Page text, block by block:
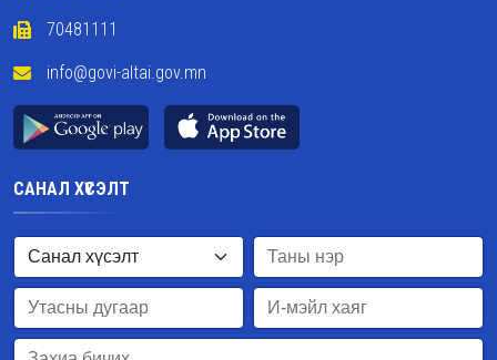
70481111
info@govi-altai.gov.mn
САНАЛ ХҮСЭЛТ